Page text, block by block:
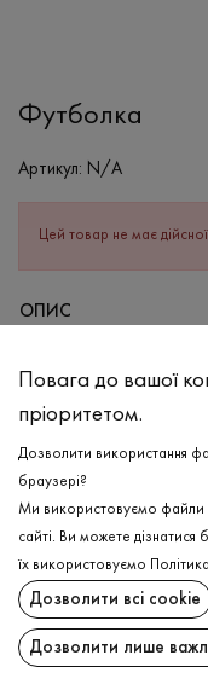
Футболка
Артикул: N/A
Цей товар не має дійсної
ОПИС
Бавовна - 95%,
Прання в
Прасувати
Не можна
ДОСТАВКА
ПОВЕРНЕННЯ
Повага до вашої
пріоритетом.
Дозволити використання
браузері?
Ми використовуємо
сайті. Ви можете
їх використовуємо
Дозволити всі cookie
Дозволити лише